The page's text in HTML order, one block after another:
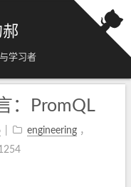
学习者
：PromQL
engineering ，